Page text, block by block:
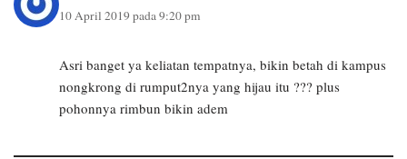
10 April 2019 pada 9:20 pm
Asri banget ya keliatan tempatnya, bikin betah di kampus
nongkrong di rumput2nya yang hijau itu ??? plus
pohonnya rimbun bikin adem